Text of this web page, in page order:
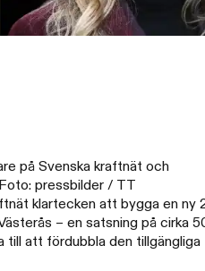
på Svenska kraftnät och
pressbilder / TT
klartecken att bygga en ny
– en satsning på cirka
till att fördubbla den tillgängliga